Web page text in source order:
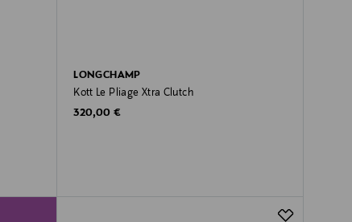
LONGCHAMP
Kott Le Pliage Xtra Clutch
Original Price
320,00 €